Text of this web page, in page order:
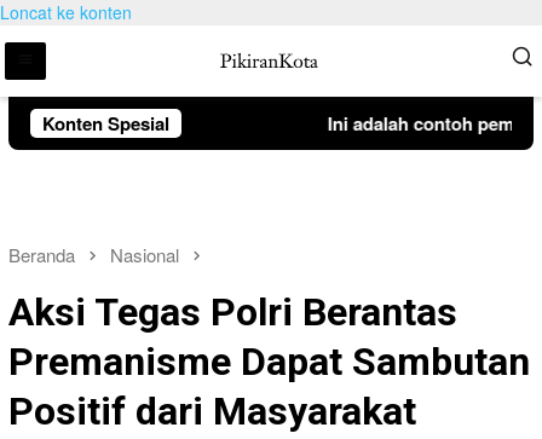
Loncat ke konten
Konten Spesial Ini adalah contoh
Beranda Nasional
Aksi Tegas Polri Berantas
Premanisme Dapat Sambutan
Positif dari Masyarakat